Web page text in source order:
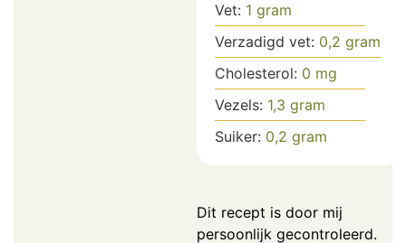
Vet: 1 gram
Verzadigd vet: 0,2 gram
Cholesterol: 0 mg
Vezels: 1,3 gram
Suiker: 0,2 gram
Dit recept is door mij
persoonlijk gecontroleerd.